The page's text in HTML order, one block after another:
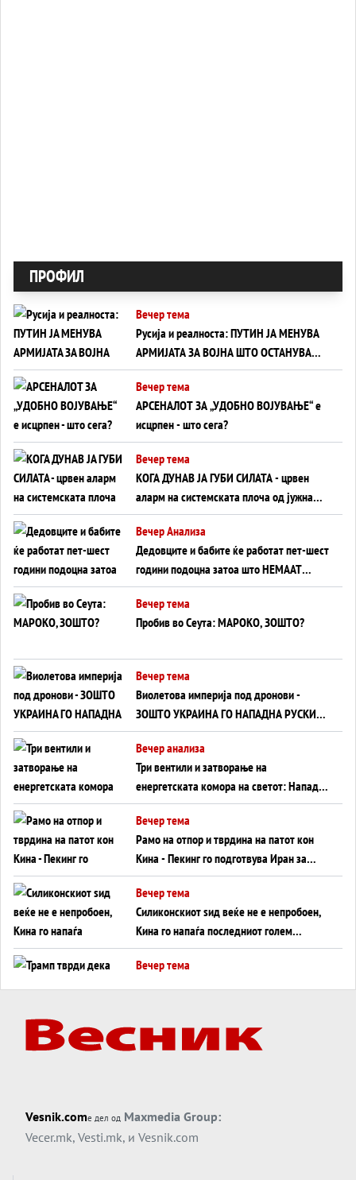
ПРОФИЛ
Вечер тема
Русија и реалноста: ПУТИН ЈА МЕНУВА
АРМИЈАТА ЗА ВОЈНА ШТО ОСТАНУВА
БЕЗ ФРОНТ
Вечер тема
АРСЕНАЛОТ ЗА „УДОБНО ВОЈУВАЊЕ“ е
исцрпен - што сега?
Вечер тема
КОГА ДУНАВ ЈА ГУБИ СИЛАТА - црвен
аларм на системската плоча од јужна
Германија до Црното Море...
Вечер Анализа
Дедовците и бабите ќе работат пет-шест
години подоцна затоа што НЕМААТ
ВНУЦИ ДА ГИ ЗАМЕНАТ
Вечер тема
Пробив во Сеута: МАРОКО, ЗОШТО?
Вечер тема
Виолетова империја под дронови -
ЗОШТО УКРАИНА ГО НАПАДНА РУСКИОТ
WILDBERRIES
Вечер анализа
Три вентили и затворање на
енергетската комора на светот: Нападот
во Суец најавува глобален енергетски
инфаркт?
Вечер тема
Рамо на отпор и тврдина на патот кон
Кина - Пекинг го подготвува Иран за
американска копнена инвазија
Вечер тема
Силиконскиот ѕид веќе не е непробоен,
Кина го напаѓа последниот голем
монопол на Западот?
Вечер тема
Вечер тема
Вечер тема
АТОМСКО ДОМИНО НА БЛИСКИОТ
Vesnik.comе дел од Maxmedia Group:
Vecer.mk, Vesti.mk, и Vesnik.com